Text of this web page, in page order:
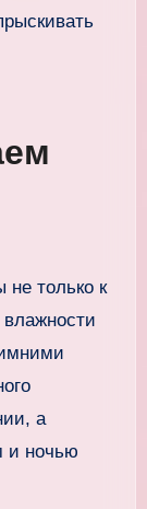
не только к
влажности
а
и ночью